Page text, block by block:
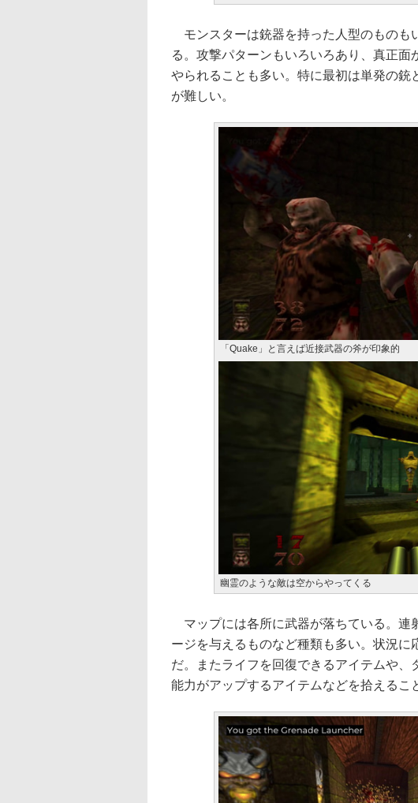
モンスターは銃器を持った人型のものも
る。攻撃パターンもいろいろあり、真正面
やられることも多い。特に最初は単発の
が難しい。
「Quake」と言えば近接武器の斧が印象的
幽霊のような敵は空からやってくる
マップには各所に武器が落ちている。連
ージを与えるものなど種類も多い。状況
だ。またライフを回復できるアイテムや
能力がアップするアイテムなどを拾えるこ